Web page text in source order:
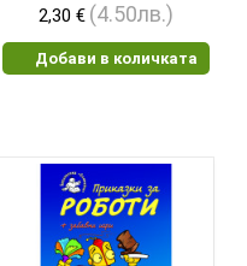
2,30 € (4.50лв.)
Добави в количката